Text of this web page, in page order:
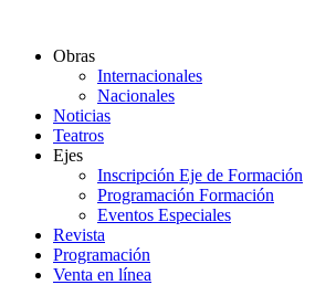
contenidoObras
Internacionales
Nacionales
Noticias
Teatros
Ejes
Inscripción Eje de Formación
Programación Formación
Eventos Especiales
Revista
Programación
Venta en línea